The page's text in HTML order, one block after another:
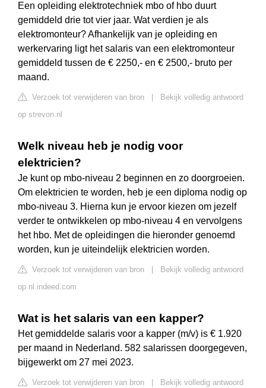
Een opleiding elektrotechniek mbo of hbo duurt
gemiddeld drie tot vier jaar. Wat verdien je als
elektromonteur? Afhankelijk van je opleiding en
werkervaring ligt het salaris van een elektromonteur
gemiddeld tussen de € 2250,- en € 2500,- bruto per
maand.
Verzoek tot verwijderen van bron
Bekijk volledig antwoord
op strevon.nl
Welk niveau heb je nodig voor
elektricien?
Je kunt op mbo-niveau 2 beginnen en zo doorgroeien.
Om elektricien te worden, heb je een diploma nodig op
mbo-niveau 3. Hierna kun je ervoor kiezen om jezelf
verder te ontwikkelen op mbo-niveau 4 en vervolgens
het hbo. Met de opleidingen die hieronder genoemd
worden, kun je uiteindelijk elektricien worden.
Verzoek tot verwijderen van bron
Bekijk volledig antwoord
op nl.indeed.com
Wat is het salaris van een kapper?
Het gemiddelde salaris voor a kapper (m/v) is € 1.920
per maand in Nederland. 582 salarissen doorgegeven,
bijgewerkt om 27 mei 2023.
Verzoek tot verwijderen van bron
Bekijk volledig antwoord